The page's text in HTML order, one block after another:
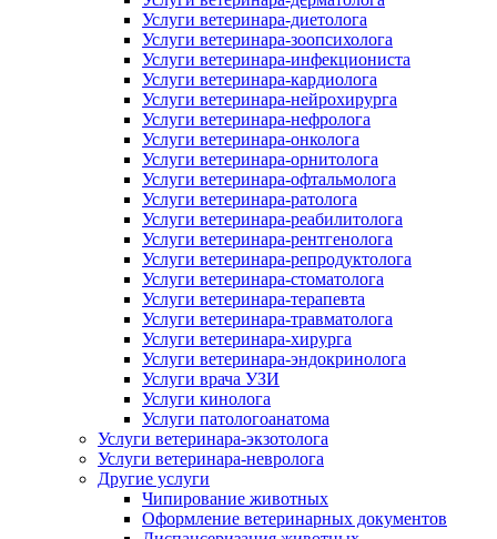
Услуги ветеринара-диетолога
Услуги ветеринара-зоопсихолога
Услуги ветеринара-инфекциониста
Услуги ветеринара-кардиолога
Услуги ветеринара-нейрохирурга
Услуги ветеринара-нефролога
Услуги ветеринара-онколога
Услуги ветеринара-орнитолога
Услуги ветеринара-офтальмолога
Услуги ветеринара-ратолога
Услуги ветеринара-реабилитолога
Услуги ветеринара-рентгенолога
Услуги ветеринара-репродуктолога
Услуги ветеринара-стоматолога
Услуги ветеринара-терапевта
Услуги ветеринара-травматолога
Услуги ветеринара-хирурга
Услуги ветеринара-эндокринолога
Услуги врача УЗИ
Услуги кинолога
Услуги патологоанатома
Услуги ветеринара-экзотолога
Услуги ветеринара-невролога
Другие услуги
Чипирование животных
Оформление ветеринарных документов